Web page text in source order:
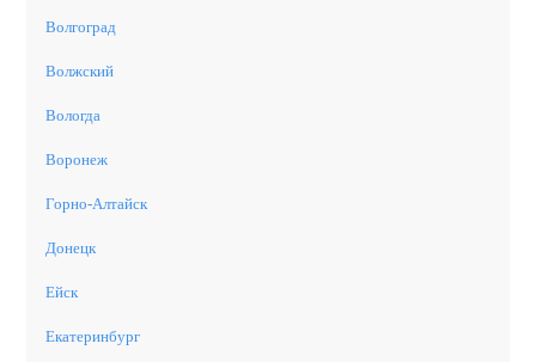
Волгоград
Волжский
Вологда
Воронеж
Горно-Алтайск
Донецк
Ейск
Екатеринбург